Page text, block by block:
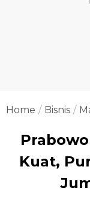
Home Bisnis
Kuat,